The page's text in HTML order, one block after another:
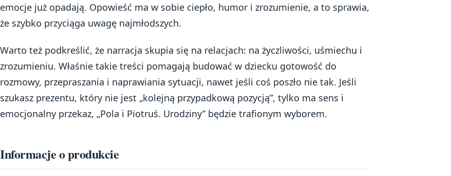
emocje już opadają. Opowieść ma w sobie ciepło, humor i zrozumienie, a to sprawia,
że szybko przyciąga uwagę najmłodszych.
Warto też podkreślić, że narracja skupia się na relacjach: na życzliwości, uśmiechu i
zrozumieniu. Właśnie takie treści pomagają budować w dziecku gotowość do
rozmowy, przepraszania i naprawiania sytuacji, nawet jeśli coś poszło nie tak. Jeśli
szukasz prezentu, który nie jest „kolejną przypadkową pozycją”, tylko ma sens i
emocjonalny przekaz, „Pola i Piotruś. Urodziny” będzie trafionym wyborem.
Informacje o produkcie